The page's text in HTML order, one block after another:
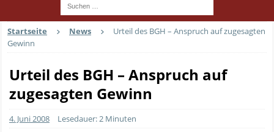
Startseite News
Urteil des BGH – Anspruch auf zugesagten
Gewinn
Urteil des BGH – Anspruch auf
zugesagten Gewinn
4. Juni 2008 Lesedauer: 2 Minuten